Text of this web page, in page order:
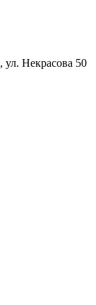
, ул. Некрасова 50